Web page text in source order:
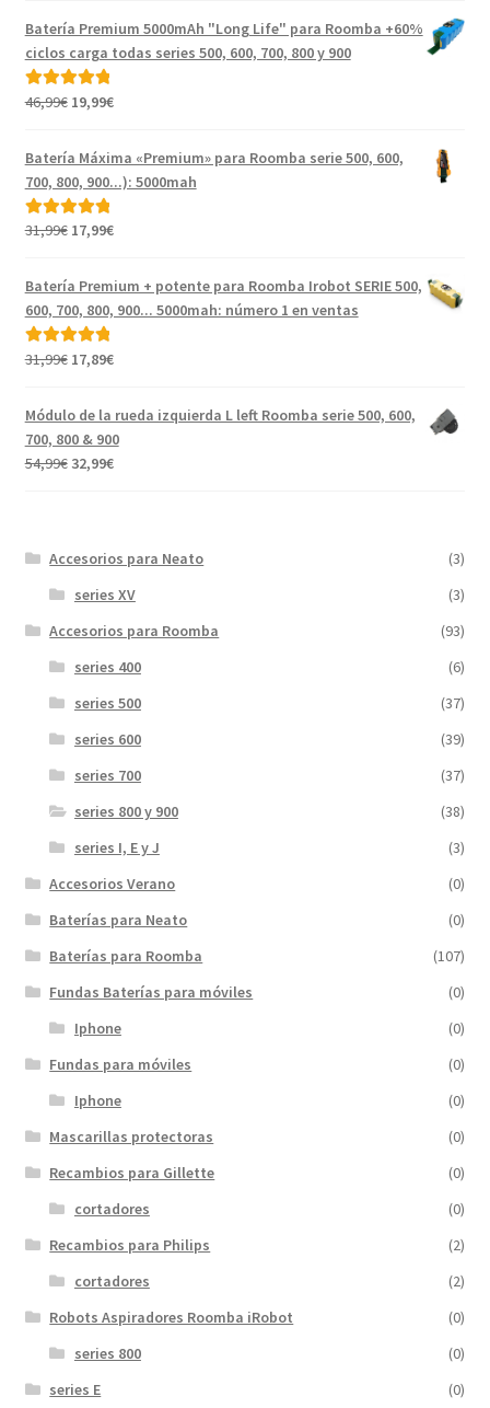
original
69,99€.
actual
es:
Batería Premium 5000mAh "Long Life" para Roomba +60%
ciclos carga todas series 500, 600, 700, 800 y 900
Valorado con
46,99€ El
original
era:
46,99€.
19,99€El
actual
es:
19,99€.
Batería Máxima «Premium» para Roomba serie 500, 600,
700, 800, 900...): 5000mah
Valorado con
31,99€ El
original
era:
31,99€.
17,99€El
actual
es:
Batería Premium + potente para Roomba Irobot SERIE 500,
600, 700, 800, 900... 5000mah: número 1 en ventas
Valorado con
31,99€ El
original
era:
31,99€.
17,89€El
actual
es:
17,89€.
Módulo de la rueda izquierda L left Roomba serie 500, 600,
700, 800 & 900
54,99€ El
54,99€.
32,99€El
32,99€.
Accesorios para Neato
(3)
series XV
(3)
Accesorios para Roomba
(93)
series 400
(6)
series 500
(37)
series 600
(39)
series 700
(37)
series 800 y 900
(38)
series I, E y J
(3)
Accesorios Verano
(0)
Baterías para Neato
(0)
Baterías para Roomba
(107)
Fundas Baterías para móviles
(0)
Iphone
(0)
Fundas para móviles
(0)
Iphone
(0)
Mascarillas protectoras
(0)
Recambios para Gillette
(0)
cortadores
(0)
Recambios para Philips
(2)
cortadores
(2)
Robots Aspiradores Roomba iRobot
(0)
series 800
(0)
series E
(0)